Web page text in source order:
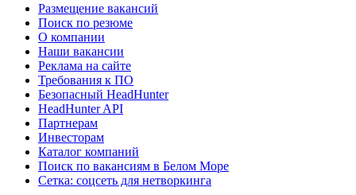
Размещение вакансий
Поиск по резюме
О компании
Наши вакансии
Реклама на сайте
Требования к ПО
Безопасный HeadHunter
HeadHunter API
Партнерам
Инвесторам
Каталог компаний
Поиск по вакансиям в Белом Море
Сетка: соцсеть для нетворкинга